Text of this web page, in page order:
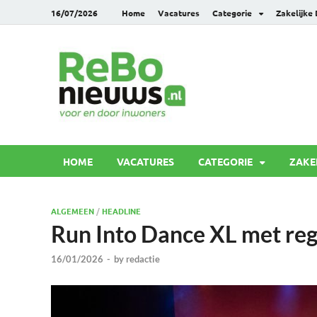
16/07/2026 Home Vacatures Categorie Zakelijke
HOME VACATURES CATEGORIE
ALGEMEEN / HEADLINE
Run Into Dance XL met
16/01/2026 - by redactie